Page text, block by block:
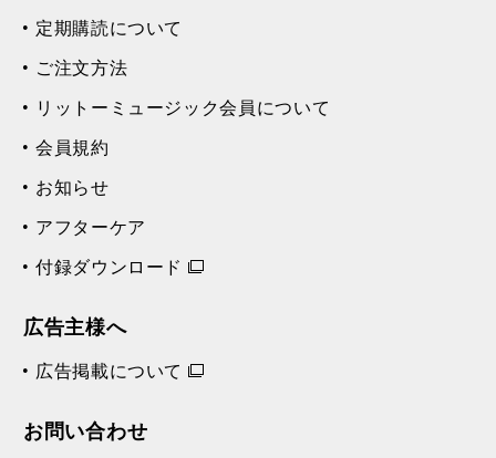
定期購読について
ご注文方法
リットーミュージック会員について
会員規約
お知らせ
アフターケア
付録ダウンロード
広告主様へ
広告掲載について
お問い合わせ